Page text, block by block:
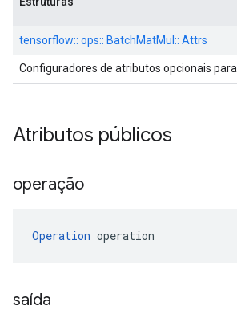
tensorflow:: ops:: BatchMatMul:: Attrs
Configuradores de atributos opcionais para
Atributos públicos
operação
Operation operation
saída